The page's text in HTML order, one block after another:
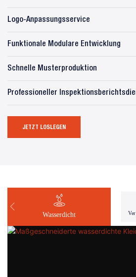
Logo-Anpassungsservice
Funktionale Modulare Entwicklung
Schnelle Musterproduktion
Professioneller
JETZT LOSLEGEN
Wasserdicht